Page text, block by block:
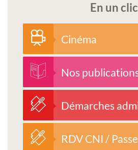
En un clic
Cinéma
Nos
Démarches
RDV CNI /